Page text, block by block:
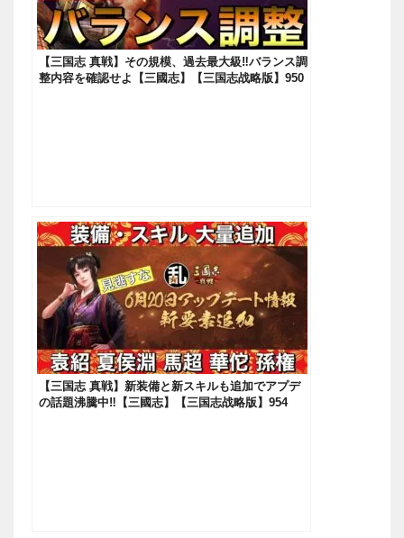
【三国志 真戦】その規模、過去最大級‼バランス調
整内容を確認せよ【三國志】【三国志战略版】950
【三国志 真戦】新装備と新スキルも追加でアプデ
の話題沸騰中‼【三國志】【三国志战略版】954